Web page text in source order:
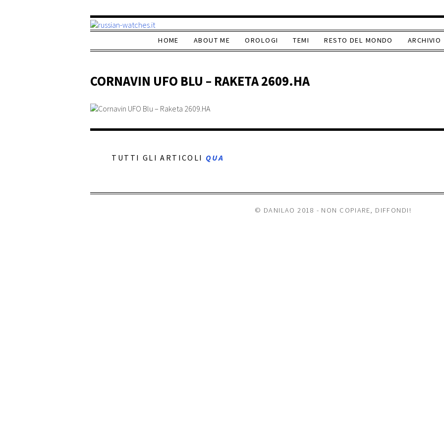
HOME ABOUT ME OROLOGI TEMI RESTO DEL MONDO ARCHIVIO
CORNAVIN UFO BLU – RAKETA 2609.HA
TUTTI GLI ARTICOLI QUA
© DANILAO 2018 - NON COPIARE, DIFFONDI!